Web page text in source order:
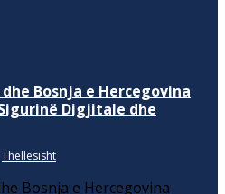
Bosnja e Hercegovina
Digjitale dhe
Thellesisht
Bosnja e Hercegovina